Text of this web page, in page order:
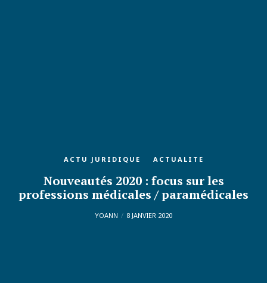
ACTU JURIDIQUE ACTUALITE
Nouveautés 2020 : focus sur les
professions médicales / paramédicales
YOANN 8 JANVIER 2020